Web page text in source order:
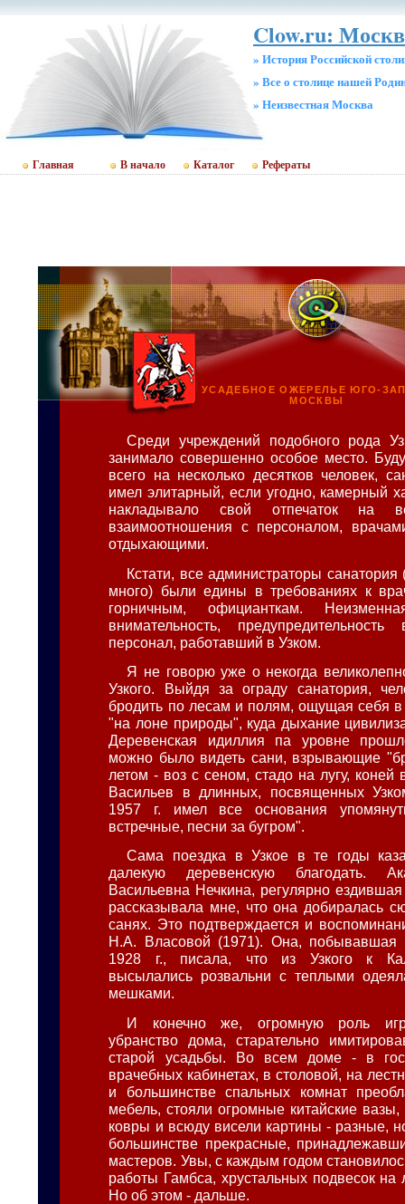
Clow.ru:
» История Российской
» Все о столице нашей
» Неизвестная Москва
Главная В начало Каталог Рефераты
УСАДЕБНОЕ ОЖЕРЕЛЬЕ ЮГО-
МОСКВЫ
Среди учреждений подобного рода
занимало совершенно особое место.
всего на несколько десятков человек,
имел элитарный, если угодно, камерный
накладывало свой отпечаток на
взаимоотношения с персоналом,
отдыхающими.
Кстати, все администраторы
много) были едины в требованиях к
горничным, официанткам.
внимательность, предупредительность
персонал, работавший в Узком.
Я не говорю уже о некогда
Узкого. Выйдя за ограду санатория,
бродить по лесам и полям, ощущая себя
"на лоне природы", куда дыхание
Деревенская идиллия па уровне
можно было видеть сани, взрывающие
летом - воз с сеном, стадо на лугу,
Васильев в длинных, посвященных
1957 г. имел все основания
встречные, песни за бугром".
Сама поездка в Узкое в те годы
далекую деревенскую благодать.
Васильевна Нечкина, регулярно
рассказывала мне, что она добиралась
санях. Это подтверждается и
Н.А. Власовой (1971). Она, побывавшая
1928 г., писала, что из Узкого к
высылались розвальни с теплыми
мешками.
И конечно же, огромную роль
убранство дома, старательно
старой усадьбы. Во всем доме - в
врачебных кабинетах, в столовой, на
и большинстве спальных комнат
мебель, стояли огромные китайские
ковры и всюду висели картины - разные,
большинстве прекрасные,
мастеров. Увы, с каждым годом
работы Гамбса, хрустальных подвесок на
Но об этом - дальше.